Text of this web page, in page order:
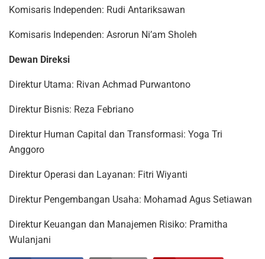
Komisaris Independen: Rudi Antariksawan
Komisaris Independen: Asrorun Ni’am Sholeh
Dewan Direksi
Direktur Utama: Rivan Achmad Purwantono
Direktur Bisnis: Reza Febriano
Direktur Human Capital dan Transformasi: Yoga Tri
Anggoro
Direktur Operasi dan Layanan: Fitri Wiyanti
Direktur Pengembangan Usaha: Mohamad Agus Setiawan
Direktur Keuangan dan Manajemen Risiko: Pramitha
Wulanjani